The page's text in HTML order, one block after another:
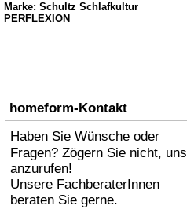
Marke: Schultz Schlafkultur
PERFLEXION
homeform-Kontakt
Haben Sie Wünsche oder
Fragen? Zögern Sie nicht, uns
anzurufen!
Unsere FachberaterInnen
beraten Sie gerne.